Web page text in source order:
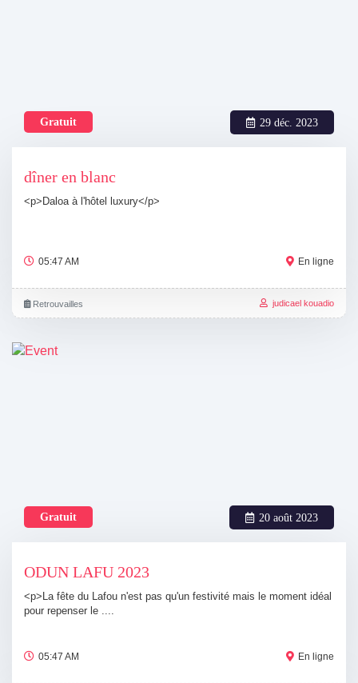
dîner en blanc
<p>Daloa à l'hôtel luxury</p>
29 déc. 2023
05:47 AM En ligne
Retrouvailles
Gratuit
judicael kouadio
ODUN LAFU 2023
<p>La fête du Lafou n'est pas qu'un festivité mais le moment idéal
pour repenser le ....
20 août 2023
05:47 AM En ligne
Gratuit